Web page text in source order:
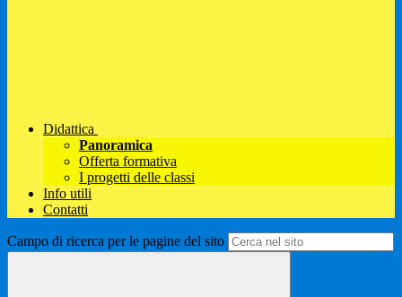
Didattica
Panoramica
Offerta formativa
I progetti delle classi
Info utili
Contatti
Campo di ricerca per le pagine del sito